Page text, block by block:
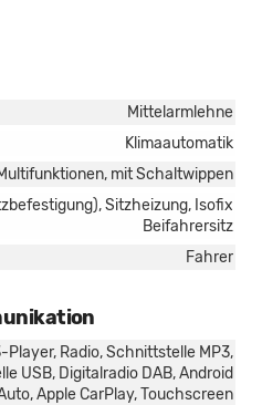
Mittelarmlehne
Klimaautomatik
mit Schaltwippen
Sitzheizung, Isofix
Beifahrersitz
Fahrer
Player, Radio, Schnittstelle MP3,
USB, Digitalradio DAB, Android
Apple CarPlay, Touchscreen